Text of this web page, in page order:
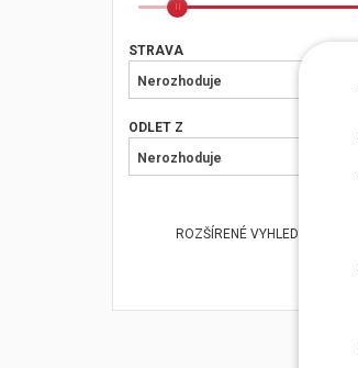
STRAVA
Nerozhoduje
ODLET Z
Nerozhoduje
ROZŠÍRENÉ VYHLEDÁVÁNÍ